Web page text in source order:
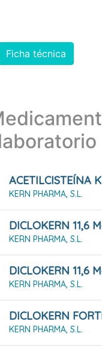
Ficha técnica
KERN PHARMA, S.L.
KERN PHARMA, S.L.
KERN PHARMA, S.L.
KERN PHARMA, S.L.